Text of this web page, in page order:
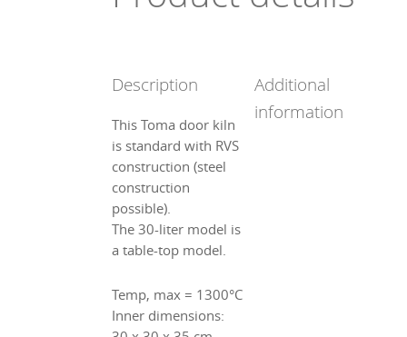
Description
This Toma door kiln
is standard with RVS
construction (steel
construction
possible).
The 30-liter model is
a table-top model.
Temp, max = 1300°C
Inner dimensions:
Additional
information